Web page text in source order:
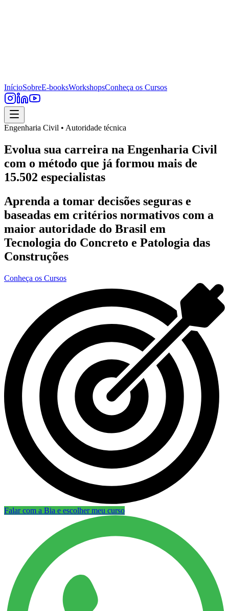
InícioSobreE-booksWorkshopsConheça os Cursos
Engenharia Civil • Autoridade técnica
Evolua sua carreira na Engenharia Civil
com o método que já formou mais de
15.502 especialistas
Aprenda a tomar decisões seguras e
baseadas em critérios normativos com a
maior autoridade do Brasil em
Tecnologia do Concreto e Patologia das
Construções
Conheça os Cursos
Falar com a Bia e escolher meu curso